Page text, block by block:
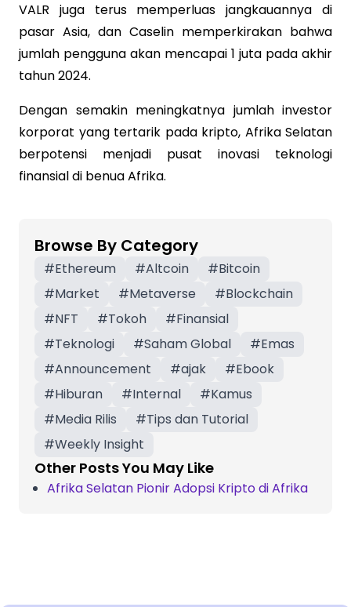
VALR juga terus memperluas jangkauannya di
pasar Asia, dan Caselin memperkirakan bahwa
jumlah pengguna akan mencapai 1 juta pada akhir
tahun 2024.
Dengan semakin meningkatnya jumlah investor
korporat yang tertarik pada kripto, Afrika Selatan
berpotensi menjadi pusat inovasi teknologi
finansial di benua Afrika.
Browse By Category
#Ethereum #Altcoin #Bitcoin
#Market #Metaverse #Blockchain
#NFT #Tokoh #Finansial
#Teknologi #Saham Global #Emas
#Announcement #ajak #Ebook
#Hiburan #Internal #Kamus
#Media Rilis #Tips dan Tutorial
#Weekly Insight
Other Posts You May Like
Afrika Selatan Pionir Adopsi Kripto di Afrika